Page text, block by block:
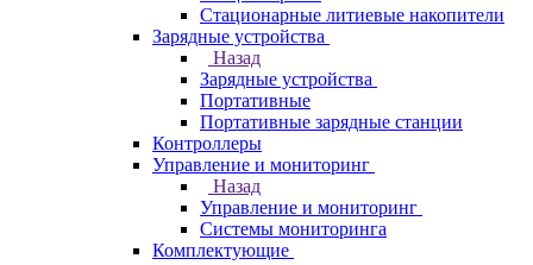
Стационарные литиевые накопители
Зарядные устройства
Назад
Зарядные устройства
Портативные
Портативные зарядные станции
Контроллеры
Управление и мониторинг
Назад
Управление и мониторинг
Системы мониторинга
Комплектующие